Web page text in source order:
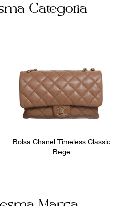
Categoria
Bolsa Chanel Timeless Classic
Bege